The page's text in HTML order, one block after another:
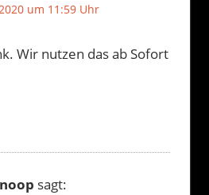
um 11:59 Uhr
Wir nutzen das ab Sofort
sagt: